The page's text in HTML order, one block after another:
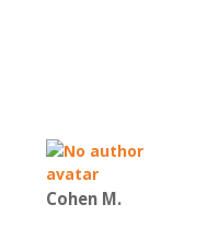
Cohen M.